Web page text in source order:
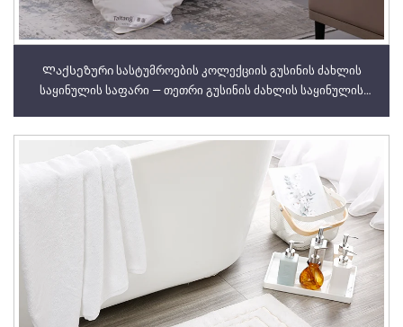
Ლაქსეზური სასტუმროების კოლექციის გუსინის ძახლის
საყინულის საფარი — თეთრი გუსინის ძახლის საყინულის